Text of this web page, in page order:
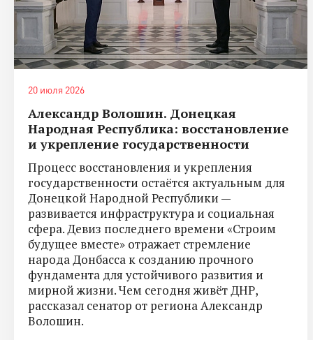
20 июля 2026
Александр Волошин. Донецкая
Народная Республика: восстановление
и укрепление государственности
Процесс восстановления и укрепления
государственности остаётся актуальным для
Донецкой Народной Республики —
развивается инфраструктура и социальная
сфера. Девиз последнего времени «Строим
будущее вместе» отражает стремление
народа Донбасса к созданию прочного
фундамента для устойчивого развития и
мирной жизни. Чем сегодня живёт ДНР,
рассказал сенатор от региона Александр
Волошин.